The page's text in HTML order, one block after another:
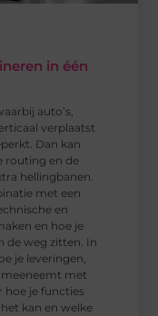
in één
auto’s,
verplaatst
Dan kan
routing en de
hellingbanen.
met een
en
en hoe je
de weg zitten. In
je leveringen,
met
hoe je functies
kan en welke